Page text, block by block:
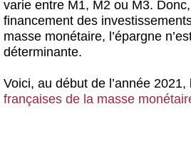
varie entre M1, M2 ou M3.
financement des
masse monétaire, l’épargne
déterminante.
Voici, au début de l’année 2021,
françaises de la masse